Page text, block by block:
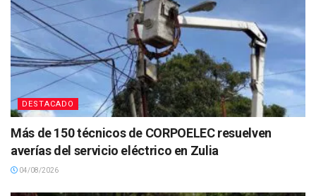
DESTACADO
Más de 150 técnicos de CORPOELEC resuelven
averías del servicio eléctrico en Zulia
04/08/2026